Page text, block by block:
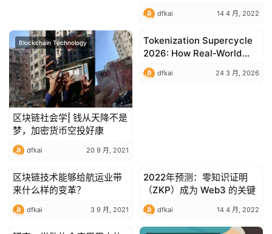
dfkai 14 4 月, 2022
Blockchain Technology
区块链社会学| 钱从天降不是
梦，加密货币空投好康
dfkai 20 9 月, 2021
Blockchain Technology
Tokenization Supercycle
2026: How Real-World
Assets Are Moving On-
Chain
dfkai 24 3 月, 2026
Blockchain Technology
区块链技术能够给航运业带
来什么样的变革？
dfkai 3 9 月, 2021
Blockchain Technology
2022年预测：零知识证明
（ZKP）成为 Web3 的关键
dfkai 14 4 月, 2022